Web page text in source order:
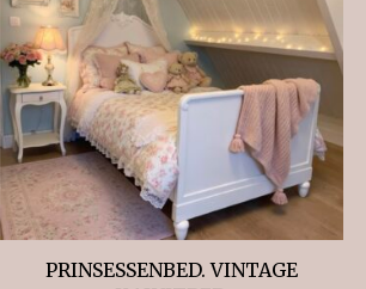
PRINSESSENBED. VINTAGE